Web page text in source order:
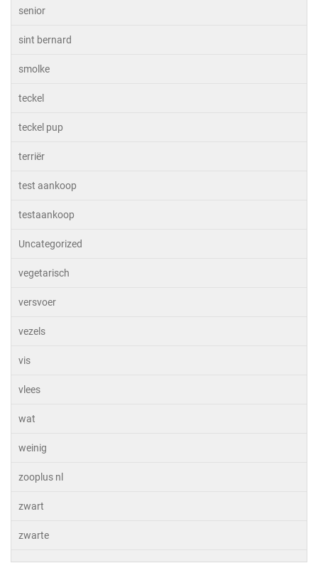
senior
sint bernard
smolke
teckel
teckel pup
terriër
test aankoop
testaankoop
Uncategorized
vegetarisch
versvoer
vezels
vis
vlees
wat
weinig
zooplus nl
zwart
zwarte